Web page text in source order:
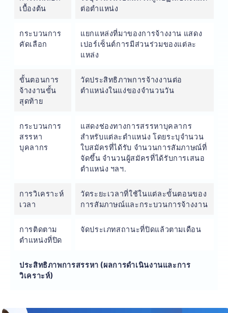
เบื้องต้น
ต่อตำแหน่ง
กระบวนการ
คัดเลือก
แยกแหล่งที่มาของการจ้างงาน แสดง
เปอร์เซ็นต์การมีส่วนร่วมของแต่ละ
แหล่ง
ขั้นตอนการ
จ้างงานขั้น
สุดท้าย
วัดประสิทธิภาพการจ้างงานต่อ
ตำแหน่งในแง่ของจำนวนวัน
กระบวนการ
สรรหา
บุคลากร
แสดงช่องทางการสรรหาบุคลากร
สำหรับแต่ละตำแหน่ง โดยระบุจำนวน
ใบสมัครที่ได้รับ จำนวนการสัมภาษณ์ที่
จัดขึ้น จำนวนผู้สมัครที่ได้รับการเสนอ
ตำแหน่ง ฯลฯ.
การวิเคราะห์
เวลา
วัดระยะเวลาที่ใช้ในแต่ละขั้นตอนของ
การสัมภาษณ์และกระบวนการจ้างงาน
การติดตาม
ตำแหน่งที่ปิด
จัดประเภทสถานะที่ปิดแล้วตามเดือน
ประสิทธิภาพการสรรหา (ผลการดำเนินงานและการ
วิเคราะห์)